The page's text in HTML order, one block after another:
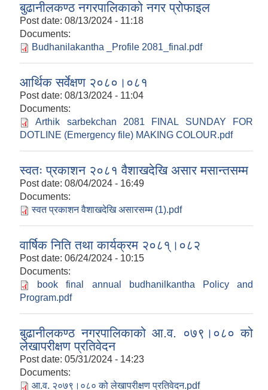
बुढानीलकण्ठ नगरपालिकाको नगर प्रोफाइल
Post date: 08/13/2024 - 11:18
Documents:
Budhanilakantha _Profile 2081_final.pdf
आर्थिक सर्वेक्षण २०८०।०८१
Post date: 08/13/2024 - 11:04
Documents:
Arthik sarbekchan 2081 FINAL SUNDAY FOR
DOTLINE (Emergency file) MAKING COLOUR.pdf
स्वतः प्रकाशन २०८१ वैशाखदेखि असार मसान्तसम्म
Post date: 08/04/2024 - 16:49
Documents:
स्वत प्रकाशन वैशाखदेखि असारसम्म (1).pdf
वार्षिक निति तथा कार्यक्रम २०८१्।०८२
Post date: 06/24/2024 - 10:15
Documents:
book final annual budhanilkantha Policy and
Program.pdf
बुढानीलकण्ठ नगरपालिकाको आ.व. ०७९।०८० को
लेखापरीक्षण प्रतिवेदन
Post date: 05/31/2024 - 14:23
Documents:
आ.व. २०७९।०८० को लेखापरीक्षण प्रतिवेदन.pdf